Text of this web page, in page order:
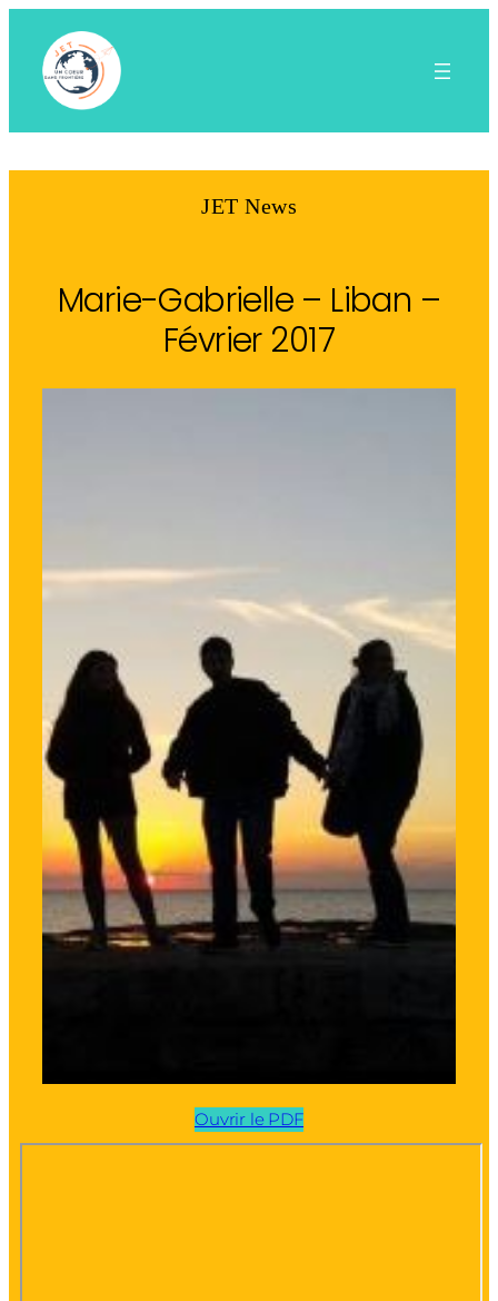
contenu
JET News
Marie-Gabrielle – Liban –
Février 2017
Ouvrir le PDF